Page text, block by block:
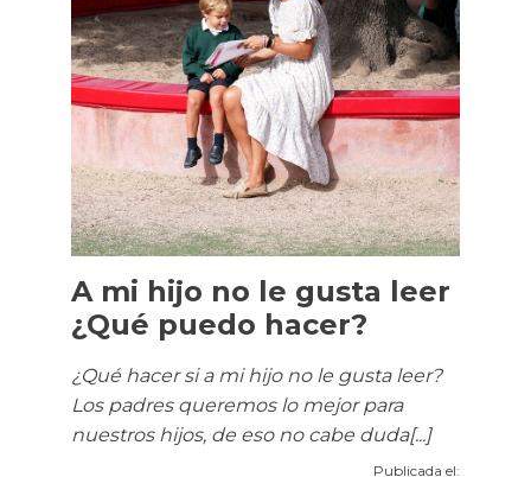
A mi hijo no le gusta leer
¿Qué puedo hacer?
¿Qué hacer si a mi hijo no le gusta leer?
Los padres queremos lo mejor para
nuestros hijos, de eso no cabe duda[...]
Publicada el: